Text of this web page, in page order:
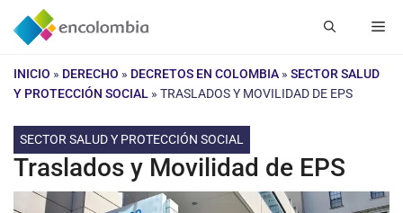
Saltar
INICIO » DERECHO » DECRETOS EN COLOMBIA » SECTOR SALUD
Y PROTECCIÓN SOCIAL » TRASLADOS Y MOVILIDAD DE EPS
SECTOR SALUD Y PROTECCIÓN SOCIAL
Traslados y Movilidad de EPS